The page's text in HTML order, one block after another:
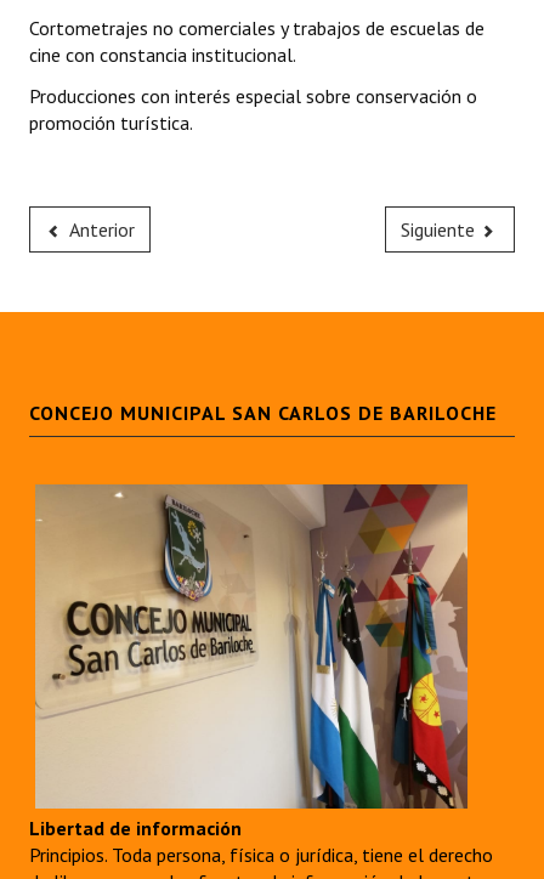
Cortometrajes no comerciales y trabajos de escuelas de
cine con constancia institucional.
Producciones con interés especial sobre conservación o
promoción turística.
Anterior Siguiente
CONCEJO MUNICIPAL SAN CARLOS DE BARILOCHE
Libertad de información
Principios. Toda persona, física o jurídica, tiene el derecho